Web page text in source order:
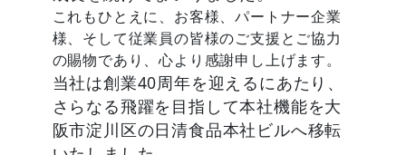
これもひとえに、お客様、パートナー企業
様、そして従業員の皆様のご支援とご協力
の賜物であり、心より感謝申し上げます。
当社は創業40周年を迎えるにあたり、
さらなる飛躍を目指して本社機能を大
阪市淀川区の日清食品本社ビルへ移転